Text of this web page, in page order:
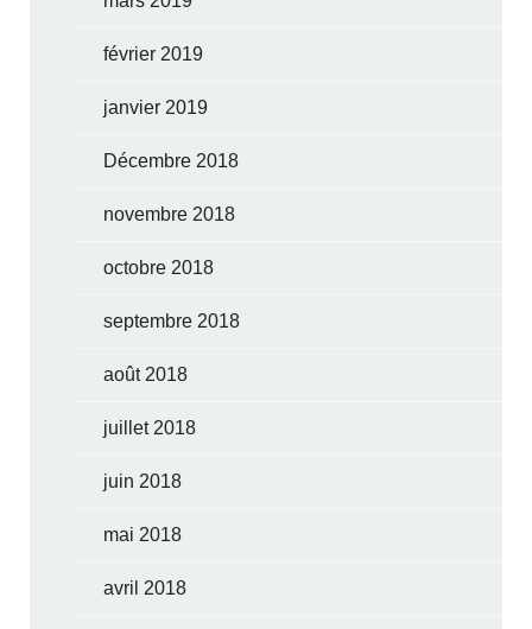
février 2019
janvier 2019
Décembre 2018
novembre 2018
octobre 2018
septembre 2018
août 2018
juillet 2018
juin 2018
mai 2018
avril 2018